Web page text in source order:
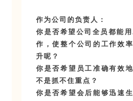
作为公司的负责人：
你是否希望公司全员都能
作，使整个公司的工作效
升呢？
你是否希望员工准确有效
不是抓不住重点？
你是否希望会后能够迅速